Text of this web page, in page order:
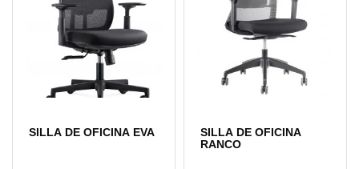
SILLA DE OFICINA EVA
SILLA DE OFICINA
RANCO